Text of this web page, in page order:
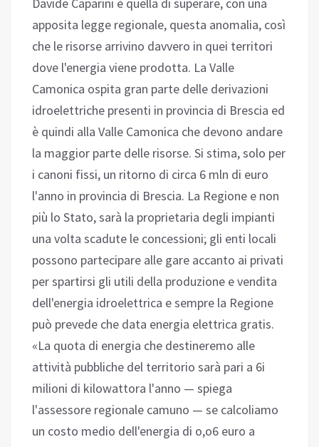
apposita legge regionale, questa anomalia, così
che le risorse arrivino davvero in quei territori
dove l'energia viene prodotta. La Valle
Camonica ospita gran parte delle derivazioni
idroelettriche presenti in provincia di Brescia ed
è quindi alla Valle Camonica che devono andare
la maggior parte delle risorse. Si stima, solo per
i canoni fissi, un ritorno di circa 6 mln di euro
l'anno in provincia di Brescia. La Regione e non
più lo Stato, sarà la proprietaria degli impianti
una volta scadute le concessioni; gli enti locali
possono partecipare alle gare accanto ai privati
per spartirsi gli utili della produzione e vendita
dell'energia idroelettrica e sempre la Regione
può prevede che data energia elettrica gratis.
«La quota di energia che destineremo alle
attività pubbliche del territorio sarà pari a 6i
milioni di kilowattora l'anno — spiega
l'assessore regionale camuno — se calcoliamo
un costo medio dell'energia di o,o6 euro a